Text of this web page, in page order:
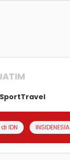
SportTravel
IDN INSIDENESIA